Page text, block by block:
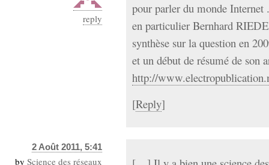
reply
pour parler du monde Internet
en particulier Bernhard
synthèse sur la question en
et un début de résumé de son
http://
[Reply]
2 Août 2011, 5:41
by Science des réseaux